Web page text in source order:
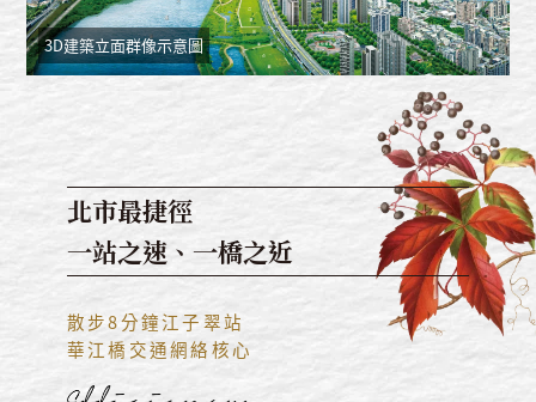
3D建築立面群像示意圖
北市最捷徑
一站之速、一橋之近
散步8分鐘江子翠站
華江橋交通網絡核心